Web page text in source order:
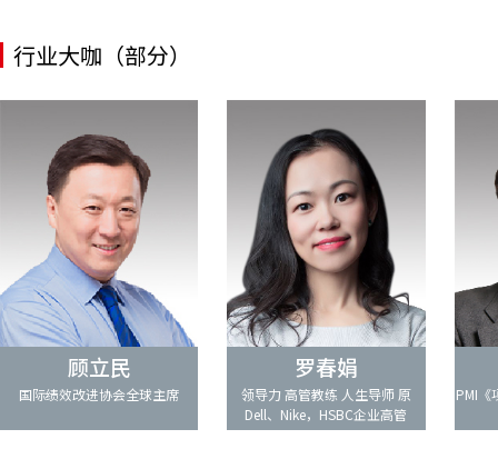
行业大咖（部分）
顾立民
国际绩效改进协会全球主席
罗春娟
领导力 高管教练 人生导师 原
Dell、Nike，HSBC企业高管
PMI《